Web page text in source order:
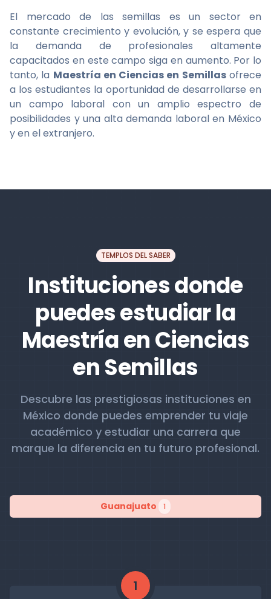
El mercado de las semillas es un sector en
constante crecimiento y evolución, y se espera que
la demanda de profesionales altamente
capacitados en este campo siga en aumento. Por lo
tanto, la Maestría en Ciencias en Semillasofrece
a los estudiantes la oportunidad de desarrollarse en
un campo laboral con un amplio espectro de
posibilidades y una alta demanda laboral en México
y en el extranjero.
TEMPLOS DEL SABER
Instituciones donde
puedes estudiar la
Maestría en Ciencias
en Semillas
Descubre las prestigiosas instituciones en
México donde puedes emprender tu viaje
académico y estudiar una carrera que
marque la diferencia en tu futuro profesional.
Guanajuato 1
1